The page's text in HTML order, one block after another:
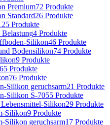
Premium72 Produkte
Standard26 Produkte
Produkte
4 Produkte
Silikon46 Produkte
Bodensilikon74 Produkte
9 Produkte
65 Produkte
76 Produkte
Silikon geruchsarm21 Produkte
Silikon S-7055 Produkte
Silikon29 Produkte
Silikon9 Produkte
Silikon geruchsarm17 Produkte